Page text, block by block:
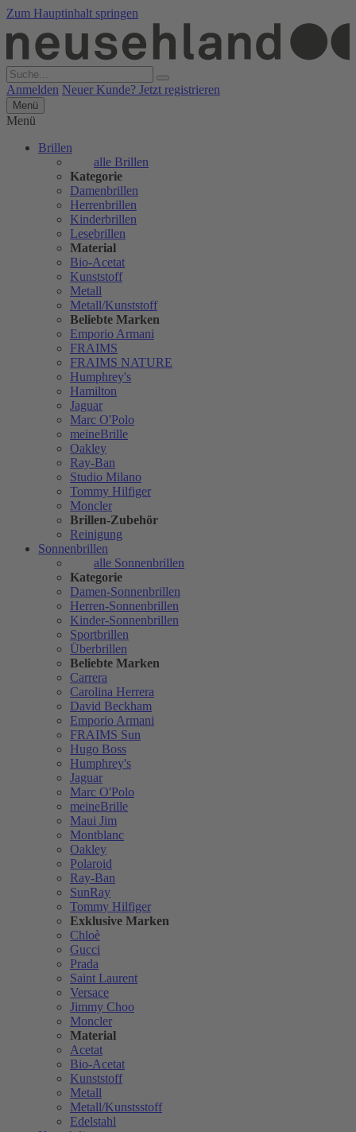
Zum Hauptinhalt springen
Anmelden Neuer Kunde? Jetzt registrieren
Menü
Menü
Brillen
alle Brillen
Kategorie
Damenbrillen
Herrenbrillen
Kinderbrillen
Lesebrillen
Material
Bio-Acetat
Kunststoff
Metall
Metall/Kunststoff
Beliebte Marken
Emporio Armani
FRAIMS
FRAIMS NATURE
Humphrey's
Hamilton
Jaguar
Marc O'Polo
meineBrille
Oakley
Ray-Ban
Studio Milano
Tommy Hilfiger
Moncler
Brillen-Zubehör
Reinigung
Sonnenbrillen
alle Sonnenbrillen
Kategorie
Damen-Sonnenbrillen
Herren-Sonnenbrillen
Kinder-Sonnenbrillen
Sportbrillen
Überbrillen
Beliebte Marken
Carrera
Carolina Herrera
David Beckham
Emporio Armani
FRAIMS Sun
Hugo Boss
Humphrey's
Jaguar
Marc O'Polo
meineBrille
Maui Jim
Montblanc
Oakley
Polaroid
Ray-Ban
SunRay
Tommy Hilfiger
Exklusive Marken
Chloè
Gucci
Prada
Saint Laurent
Versace
Jimmy Choo
Moncler
Material
Acetat
Bio-Acetat
Kunststoff
Metall
Metall/Kunstsstoff
Edelstahl